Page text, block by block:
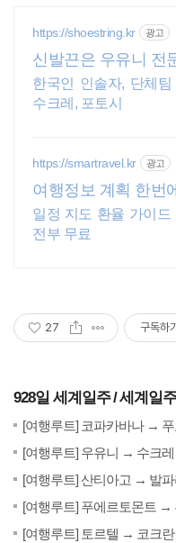
https://shoestring.kr 광고
신발끈은 우유니 전
한국인 인솔자, 단체
수크레, 포토시
https://smartravel.kr 광고
여행정보 계획 한번에
일정 지도 환율 가이드
전부 무료
27 구독하기
928일 세계일주 세계일
[여행루트] 코파카바나 →
[여행루트] 우유니 → 수크
[여행루트] 산티아고 → 발
[여행루트] 푸에르토몬트
[여행루트] 토르텔 → 코크란 → 코